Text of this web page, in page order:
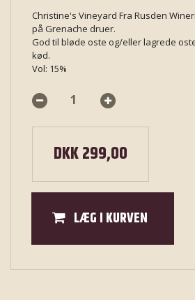
Christine's Vineyard Fra Rusden
på Grenache druer.
God til bløde oste og/eller lagrede
kød.
Vol: 15%
DKK 299,00
LÆG I KURVEN